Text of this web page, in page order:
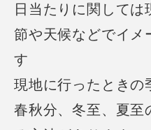
日当たりに関して
節や天候などでイメ
す
現地に行ったときの
春秋分、冬至、夏至